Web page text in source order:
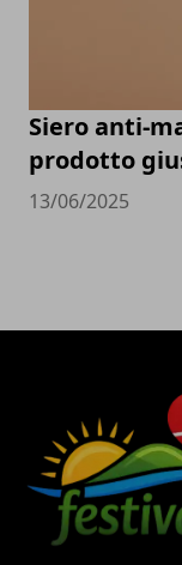
Siero anti-
prodotto
13/06/2025